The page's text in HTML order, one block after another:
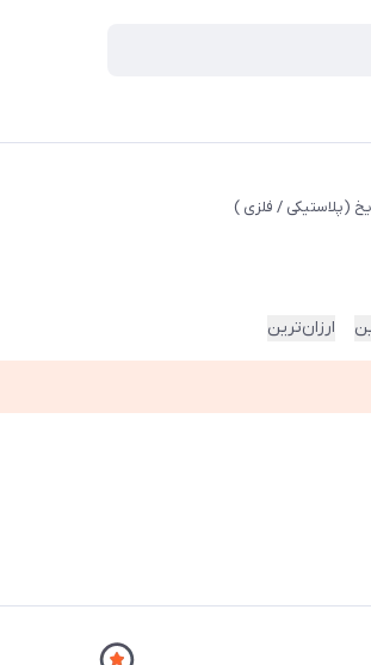
(پلاستیکی / فلزی )
ارزان‌ترین